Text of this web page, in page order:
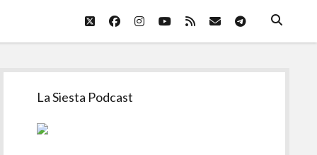
twitterfacebookinstagram
youtube
rss emailtelegram
Sidebar
La Siesta Podcast